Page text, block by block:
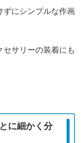
ずにシンプルな作画
サリーの装着にも
に細かく分